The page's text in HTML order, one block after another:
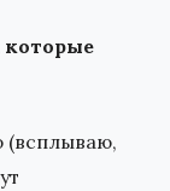
которые
(всплываю,